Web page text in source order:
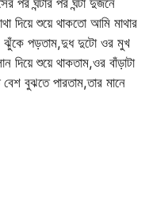
ঘন্টার পর ঘন্টা দুজনে
দিয়ে শুয়ে থাকতো আমি মাথার
ঝুঁকে পড়তাম,দুধ দুটো ওর মুখ
শুয়ে থাকতাম,ওর বাঁড়াটা
বুঝতে পারতাম,তার মানে